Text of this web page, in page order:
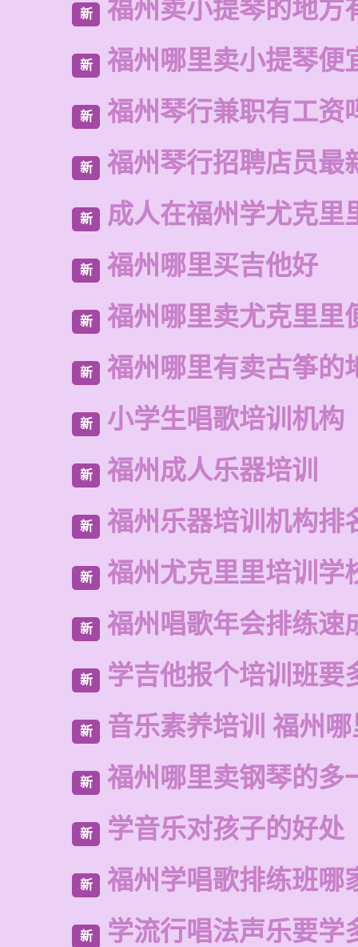
新 福州卖小提琴的地方
新 福州哪里卖小提琴便
新 福州琴行兼职有工资
新 福州琴行招聘店员最
新 成人在福州学尤克里
新 福州哪里买吉他好
新 福州哪里卖尤克里里
新 福州哪里有卖古筝的
新 小学生唱歌培训机构
新 福州成人乐器培训
新 福州乐器培训机构排
新 福州尤克里里培训学
新 福州唱歌年会排练速
新 学吉他报个培训班要
新 音乐素养培训 福州
新 福州哪里卖钢琴的多
新 学音乐对孩子的好处
新 福州学唱歌排练班哪
新 学流行唱法声乐要学